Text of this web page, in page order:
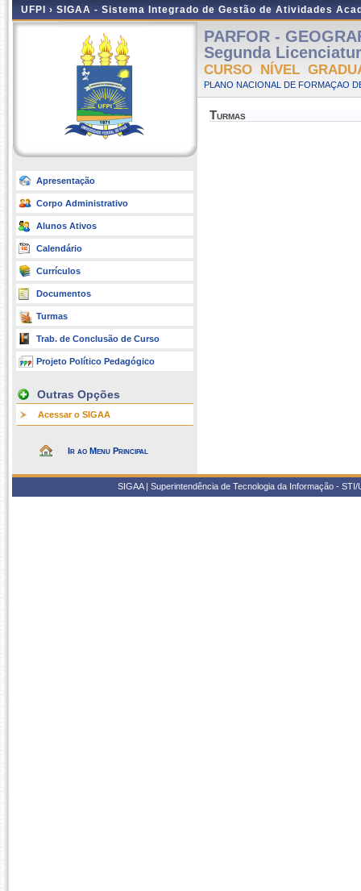
UFPI › SIGAA - Sistema Integrado de Gestão de Atividades
Apresentação
Corpo Administrativo
Alunos Ativos
Calendário
Currículos
Documentos
Turmas
Trab. de Conclusão de Curso
Projeto Político Pedagógico
Outras Opções
Acessar o SIGAA
Ir ao Menu Principal
PARFOR -
Segunda
CURSO NÍVEL
PLANO NACIONAL DE FORMAÇAO
Turmas
SIGAA | Superintendência de Tecnologia da Informação -